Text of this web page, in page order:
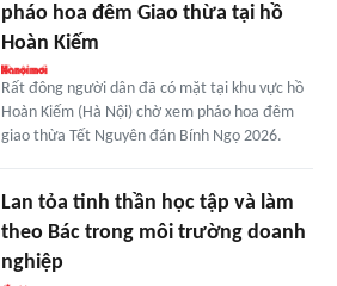
pháo hoa đêm Giao thừa tại hồ
Hoàn Kiếm
Rất đông người dân đã có mặt tại khu vực hồ
Hoàn Kiếm (Hà Nội) chờ xem pháo hoa đêm
giao thừa Tết Nguyên đán Bính Ngọ 2026.
Lan tỏa tinh thần học tập và làm
theo Bác trong môi trường doanh
nghiệp